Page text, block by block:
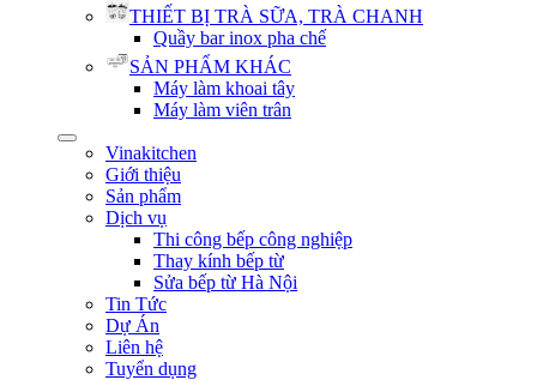
THIẾT BỊ TRÀ SỮA, TRÀ CHANH
Quầy bar inox pha chế
SẢN PHẨM KHÁC
Máy làm khoai tây
Máy làm viên trân
Vinakitchen
Giới thiệu
Sản phẩm
Dịch vụ
Thi công bếp công nghiệp
Thay kính bếp từ
Sửa bếp từ Hà Nội
Tin Tức
Dự Án
Liên hệ
Tuyển dụng